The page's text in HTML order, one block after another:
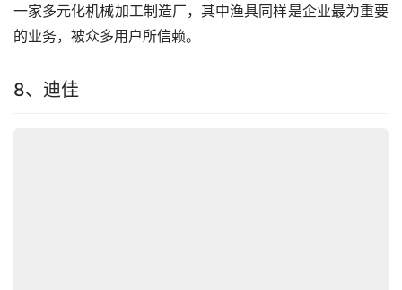
一家多元化机械加工制造厂，其中渔具同样是企业最为重要
的业务，被众多用户所信赖。
8、迪佳